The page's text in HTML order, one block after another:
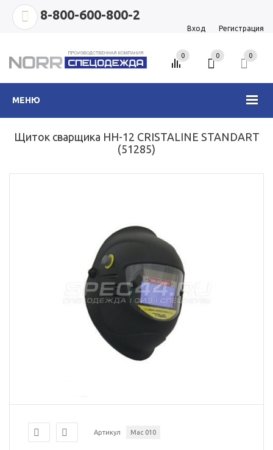
8-800-600-800-2
Вход Регистрация
МЕНЮ
0 0
0
Щиток сварщика НH-12 CRISTALINE STANDART
(51285)
Артикул Мас 010